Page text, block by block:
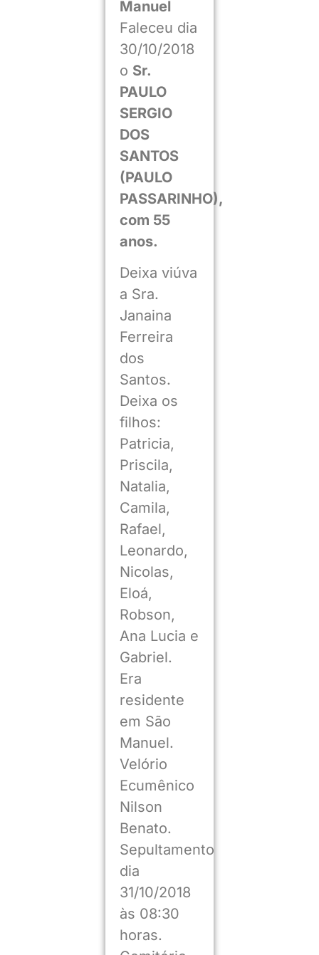
Manuel
Faleceu dia
30/10/2018
o Sr.
PAULO
SERGIO
DOS
SANTOS
(PAULO
PASSARINHO),
com 55
anos.
Deixa viúva
a Sra.
Janaina
Ferreira
dos
Santos.
Deixa os
filhos:
Patricia,
Priscila,
Natalia,
Camila,
Rafael,
Leonardo,
Nicolas,
Eloá,
Robson,
Ana Lucia e
Gabriel.
Era
residente
em São
Manuel.
Velório
Ecumênico
Nilson
Benato.
Sepultamento
dia
31/10/2018
às 08:30
horas.